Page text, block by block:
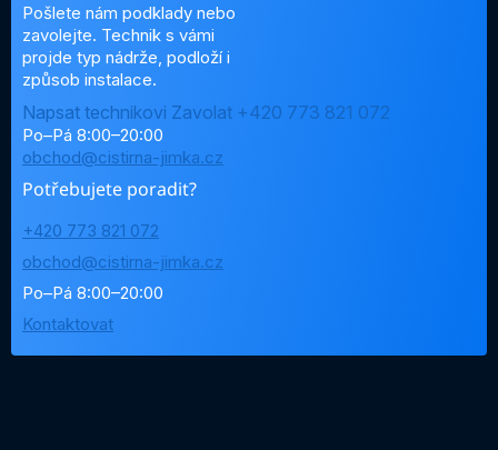
Pošlete nám podklady nebo
zavolejte. Technik s vámi
projde typ nádrže, podloží i
způsob instalace.
Napsat technikovi Zavolat +420 773 821 072
Po–Pá 8:00–20:00
obchod@cistirna-jimka.cz
Potřebujete poradit?
+420 773 821 072
obchod@cistirna-jimka.cz
Po–Pá 8:00–20:00
Kontaktovat